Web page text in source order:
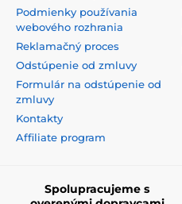
Podmienky používania
webového rozhrania
Reklamačný proces
Odstúpenie od zmluvy
Formulár na odstúpenie od
zmluvy
Kontakty
Affiliate program
Spolupracujeme s